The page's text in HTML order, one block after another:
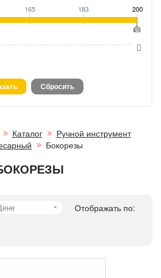
165 183 200
Каталог
Ручной инструмент
Бокорезы
Отображать по: